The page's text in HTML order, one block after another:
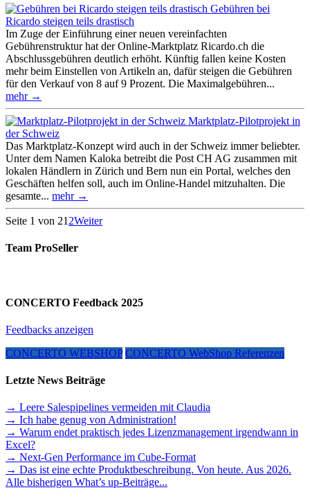
Gebühren bei
Ricardo steigen teils drastisch
Im Zuge der Einführung einer neuen vereinfachten
Gebührenstruktur hat der Online-Marktplatz Ricardo.ch die
Abschlussgebühren deutlich erhöht. Künftig fallen keine Kosten
mehr beim Einstellen von Artikeln an, dafür steigen die Gebühren
für den Verkauf von 8 auf 9 Prozent. Die Maximalgebühren...
mehr →
Marktplatz-Pilotprojekt in
der Schweiz
Das Marktplatz-Konzept wird auch in der Schweiz immer beliebter.
Unter dem Namen Kaloka betreibt die Post CH AG zusammen mit
lokalen Händlern in Zürich und Bern nun ein Portal, welches den
Geschäften helfen soll, auch im Online-Handel mitzuhalten. Die
gesamte... mehr →
Seite 1 von 21 2Weiter
Team ProSeller
CONCERTO Feedback 2025
Feedbacks anzeigen
CONCERTO WEBSHOP CONCERTO WebShop Referenzen
Letzte News Beiträge
→ Leere Salespipelines vermeiden mit Claudia
→ Ich habe genug von Administration!
→ Warum endet praktisch jedes Lizenzmanagement irgendwann in
Excel?
→ Next-Gen Performance im Cube-Format
→ Das ist eine echte Produktbeschreibung. Von heute. Aus 2026.
Alle bisherigen What’s up-Beiträge...